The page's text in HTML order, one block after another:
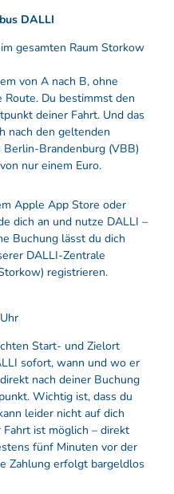
DALLI
gesamten Raum Storkow
von A nach B, ohne
Du bestimmst den
deiner Fahrt. Und das
nach den geltenden
Brandenburg (VBB)
nur einem Euro.
Apple App Store oder
dich an und nutze DALLI –
Buchung lässt du dich
DALLI-Zentrale
registrieren.
Start- und Zielort
sofort, wann und wo er
nach deiner Buchung
Wichtig ist, dass du
leider nicht auf dich
ist möglich – direkt
fünf Minuten vor der
Zahlung erfolgt bargeldlos